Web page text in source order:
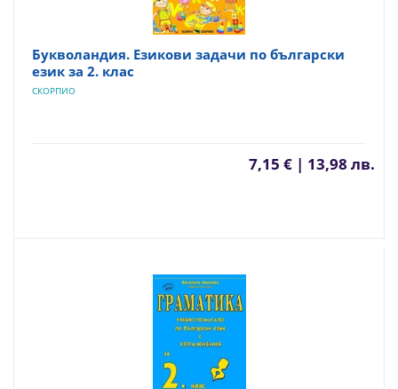
Букволандия. Езикови задачи по български
език за 2. клас
СКОРПИО
7,15 € | 13,98 лв.